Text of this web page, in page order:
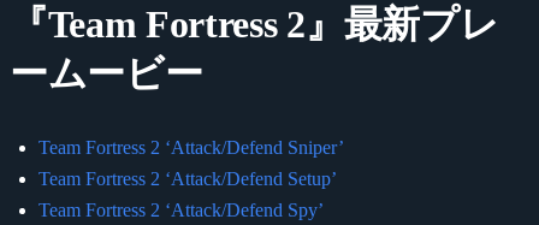
『Team Fortress 2』最新プレ
ームービー
Team Fortress 2 ‘Attack/Defend Sniper’
Team Fortress 2 ‘Attack/Defend Setup’
Team Fortress 2 ‘Attack/Defend Spy’